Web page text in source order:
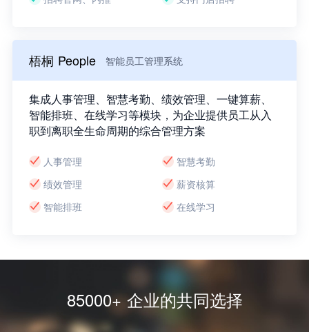
梧桐 People 智能员工管理系统
集成人事管理、智慧考勤、绩效管理、一键算薪、
智能排班、在线学习等模块，为企业提供员工从入
职到离职全生命周期的综合管理方案
人事管理
智慧考勤
绩效管理
薪资核算
智能排班
在线学习
85000+ 企业的共同选择